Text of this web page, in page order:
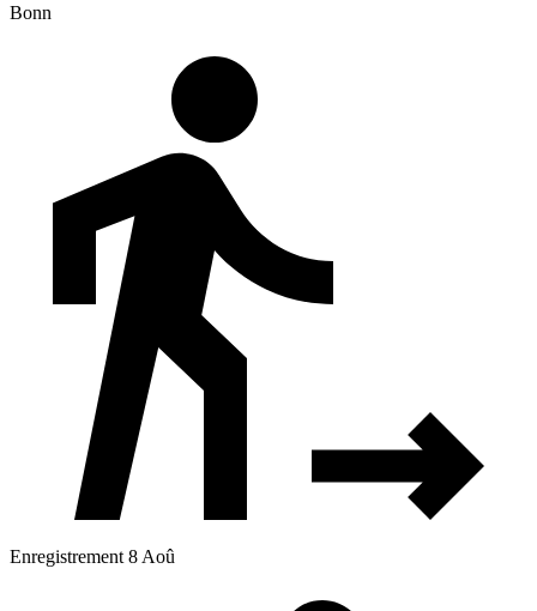
Bonn
Enregistrement 8 Aoû